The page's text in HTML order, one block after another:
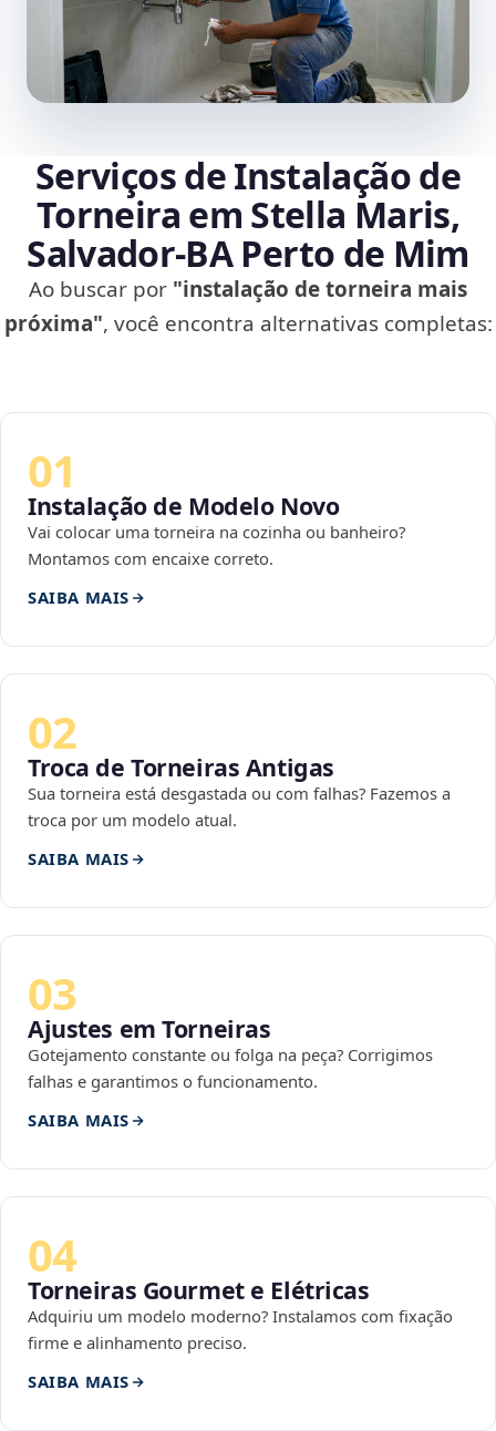
Serviços de Instalação de
Torneira em Stella Maris,
Salvador‑BA Perto de Mim
Ao buscar por "instalação de torneira mais
próxima", você encontra alternativas completas:
01
Instalação de Modelo Novo
Vai colocar uma torneira na cozinha ou banheiro?
Montamos com encaixe correto.
SAIBA MAIS
02
Troca de Torneiras Antigas
Sua torneira está desgastada ou com falhas? Fazemos a
troca por um modelo atual.
SAIBA MAIS
03
Ajustes em Torneiras
Gotejamento constante ou folga na peça? Corrigimos
falhas e garantimos o funcionamento.
SAIBA MAIS
04
Torneiras Gourmet e Elétricas
Adquiriu um modelo moderno? Instalamos com fixação
firme e alinhamento preciso.
SAIBA MAIS